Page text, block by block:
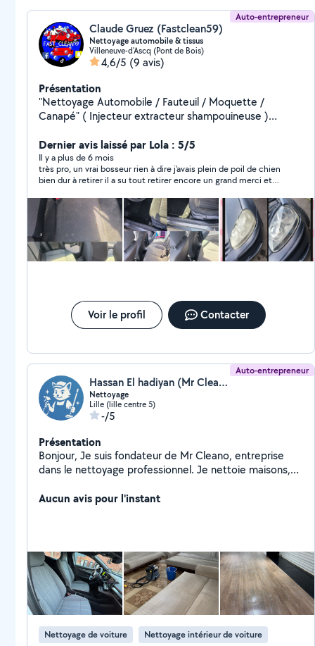
Auto-entrepreneur
Claude Gruez (Fastclean59)
Nettoyage automobile & tissus
Villeneuve-d'Ascq (Pont de Bois)
4,6/5 (9 avis)
Présentation
"Nettoyage Automobile / Fauteuil / Moquette /
Canapé" ( Injecteur extracteur shampouineuse )
etc.. Zéro six - soixante trois - quatre.vingt cinq -
quatre.vingt quinze - dix huit
Dernier avis laissé par Lola : 5/5
Il y a plus de 6 mois
très pro, un vrai bosseur rien à dire j'avais plein de poil de chien
bien dur à retirer il a su tout retirer encore un grand merci et
Voir le profil Contacter
Auto-entrepreneur
Hassan El hadiyan (Mr Cleano)
Nettoyage
Lille (lille centre 5)
-/5
Présentation
Bonjour, Je suis fondateur de Mr Cleano, entreprise
dans le nettoyage professionnel. Je nettoie maisons,
chantier Travail soigné, ponctuel, produits de qualité,
Aucun avis pour l'instant
Nettoyage de voiture Nettoyage intérieur de voiture